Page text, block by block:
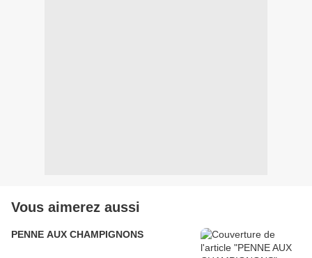
Vous aimerez aussi
PENNE AUX CHAMPIGNONS